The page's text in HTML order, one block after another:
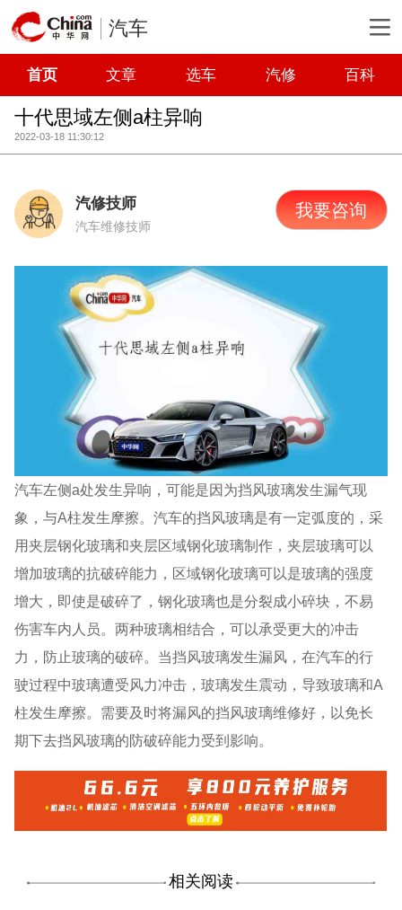
汽车
首页 文章 选车 汽修 百科
十代思域左侧a柱异响
2022-03-18 11:30:12
汽修技师
汽车维修技师
我要咨询
汽车左侧a处发生异响，可能是因为挡风玻璃发生漏气现
象，与A柱发生摩擦。汽车的挡风玻璃是有一定弧度的，采
用夹层钢化玻璃和夹层区域钢化玻璃制作，夹层玻璃可以
增加玻璃的抗破碎能力，区域钢化玻璃可以是玻璃的强度
增大，即使是破碎了，钢化玻璃也是分裂成小碎块，不易
伤害车内人员。两种玻璃相结合，可以承受更大的冲击
力，防止玻璃的破碎。当挡风玻璃发生漏风，在汽车的行
驶过程中玻璃遭受风力冲击，玻璃发生震动，导致玻璃和A
柱发生摩擦。需要及时将漏风的挡风玻璃维修好，以免长
期下去挡风玻璃的防破碎能力受到影响。
相关阅读